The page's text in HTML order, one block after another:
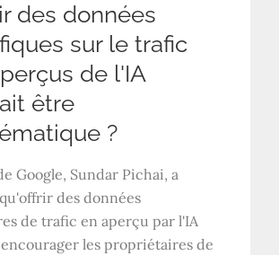
des données
sur le trafic
de l'IA
être
?
Google, Sundar Pichai, a
des données
de trafic en aperçu par l'IA
les propriétaires de